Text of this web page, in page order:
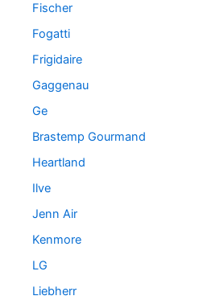
Fischer
Fogatti
Frigidaire
Gaggenau
Ge
Brastemp Gourmand
Heartland
Ilve
Jenn Air
Kenmore
LG
Liebherr